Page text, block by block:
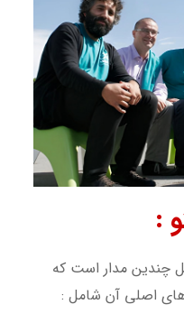
:
چندین مدار است که
های اصلی آن شامل :